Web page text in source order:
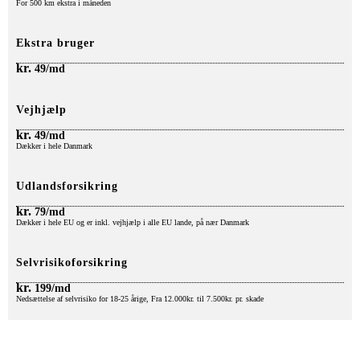
For 500 km ekstra i måneden
Ekstra bruger
kr.49/md
Vejhjælp
kr.49/md
Dækker i hele Danmark
Udlandsforsikring
kr.79/md
Dækker i hele EU og er inkl. vejhjælp i alle EU lande, på nær Danmark
Selvrisikoforsikring
kr.199/md
Nedsættelse af selvrisiko for 18-25 årige, Fra 12.000kr. til 7.500kr. pr. skade